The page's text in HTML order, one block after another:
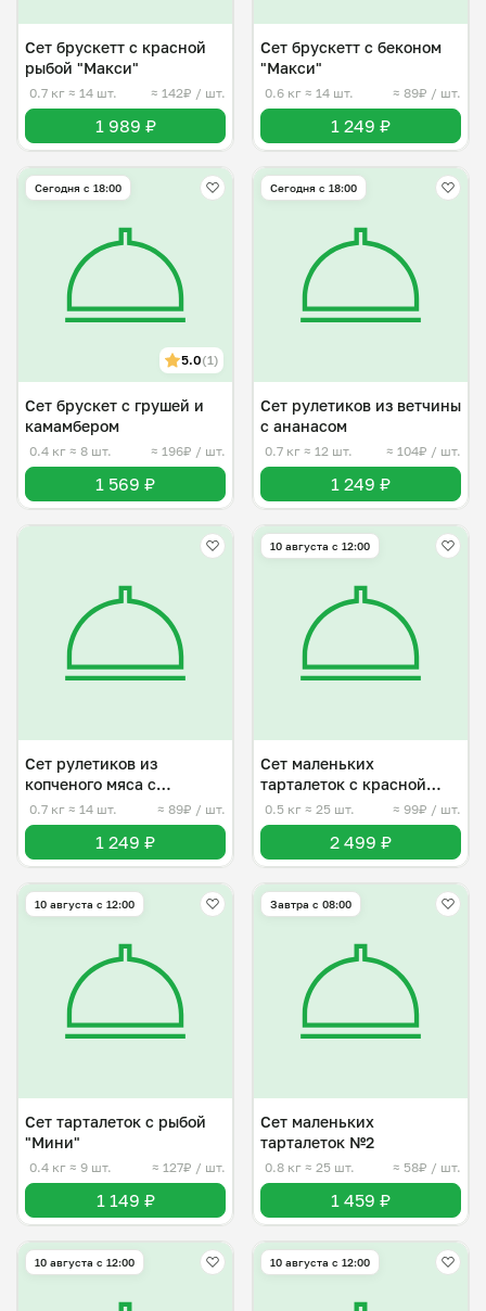
Сет брускетт с красной
рыбой "Макси"
0.7 кг ≈ 14 шт. ≈ 142₽ / шт.
1 989 ₽
Сет брускетт с беконом
"Макси"
0.6 кг ≈ 14 шт. ≈ 89₽ / шт.
1 249 ₽
Сегодня с 18:00
5.0(1)
Сет брускет с грушей и
камамбером
0.4 кг ≈ 8 шт. ≈ 196₽ / шт.
1 569 ₽
Сегодня с 18:00
Сет рулетиков из ветчины
с ананасом
0.7 кг ≈ 12 шт. ≈ 104₽ / шт.
1 249 ₽
Сет рулетиков из
копченого мяса с
начинкой
0.7 кг ≈ 14 шт. ≈ 89₽ / шт.
1 249 ₽
10 августа с 12:00
Сет маленьких
тарталеток с красной
рыбой
0.5 кг ≈ 25 шт. ≈ 99₽ / шт.
2 499 ₽
10 августа с 12:00
Сет тарталеток с рыбой
"Мини"
0.4 кг ≈ 9 шт. ≈ 127₽ / шт.
1 149 ₽
Завтра c 08:00
Сет маленьких
тарталеток №2
0.8 кг ≈ 25 шт. ≈ 58₽ / шт.
1 459 ₽
10 августа с 12:00 10 августа с 12:00